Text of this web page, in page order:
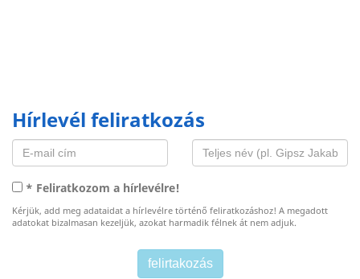
Hírlevél feliratkozás
* Feliratkozom a hírlevélre!
Kérjük, add meg adataidat a hírlevélre történő feliratkozáshoz! A megadott
adatokat bizalmasan kezeljük, azokat harmadik félnek át nem adjuk.